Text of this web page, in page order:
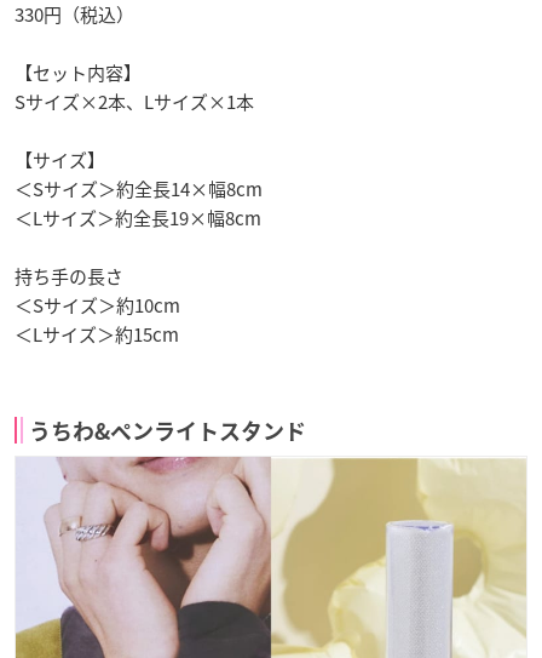
330円（税込）
【セット内容】
Sサイズ×2本、Lサイズ×1本
【サイズ】
＜Sサイズ＞約全長14×幅8cm
＜Lサイズ＞約全長19×幅8cm
持ち手の長さ
＜Sサイズ＞約10cm
＜Lサイズ＞約15cm
うちわ&ペンライトスタンド